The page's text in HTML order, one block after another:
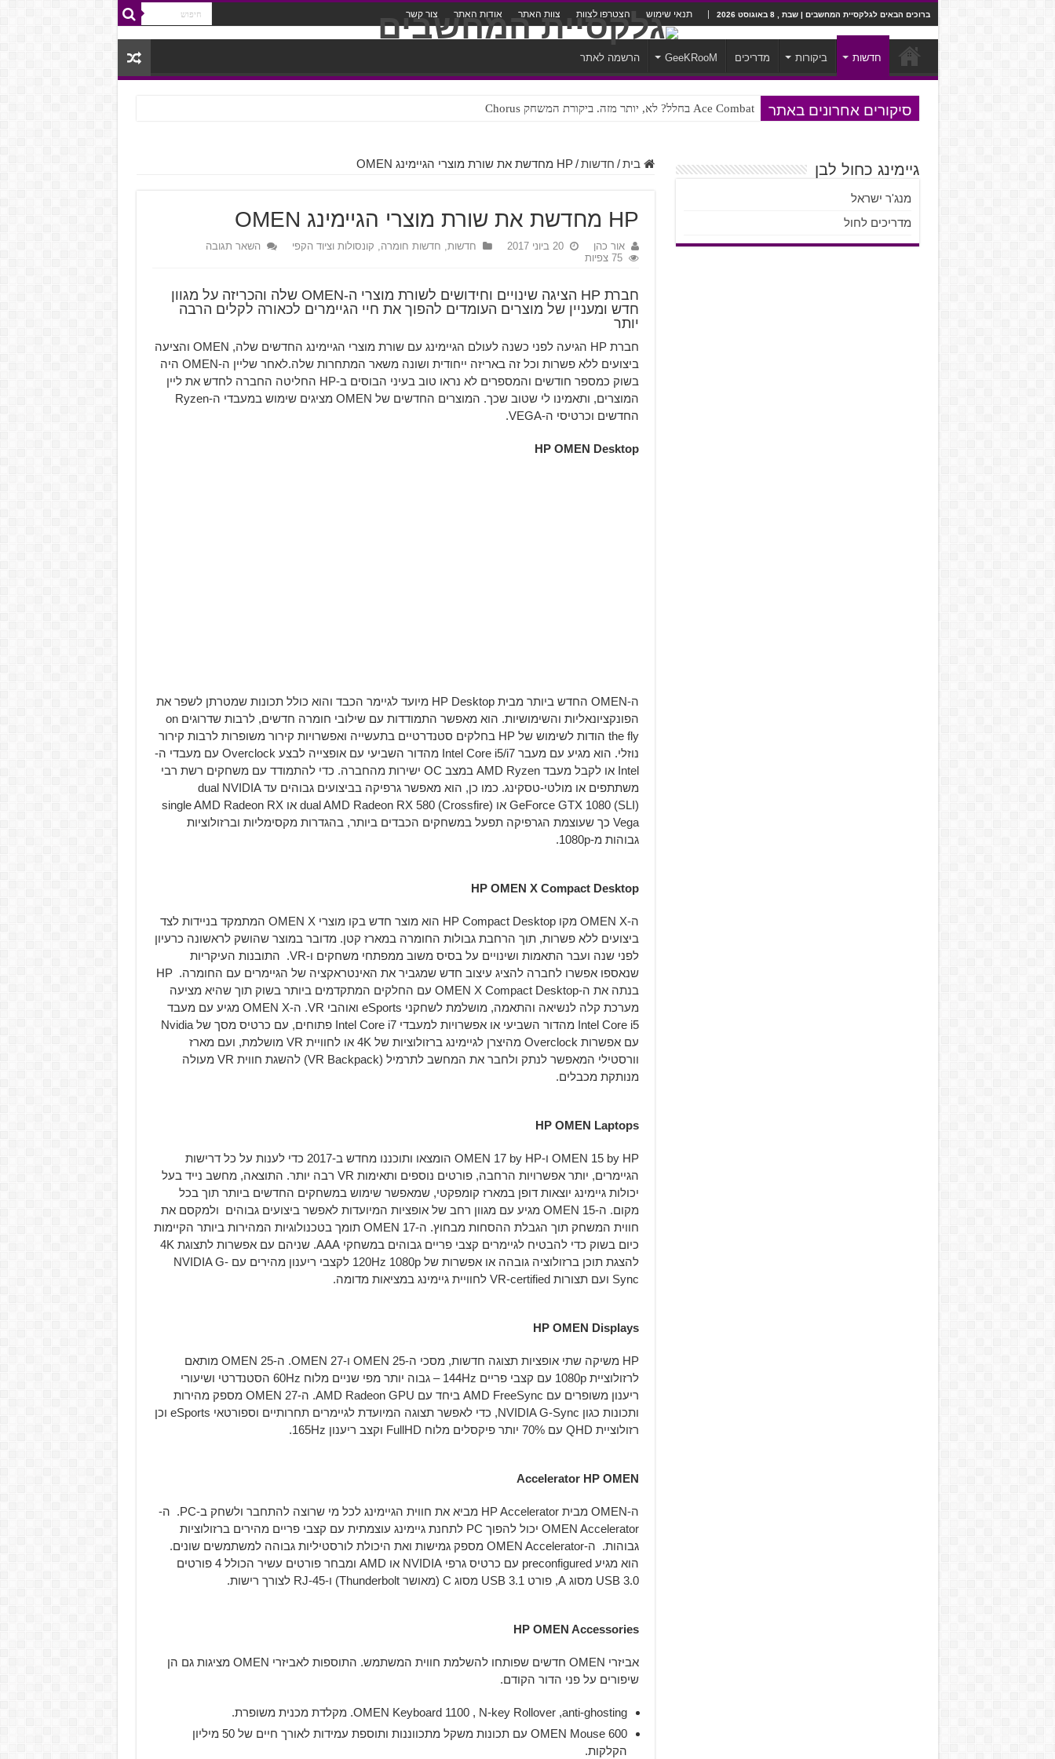
ברוכים הבאים לגלקסיית המחשבים | שבת , 8 באוגוסט 2026 תנאי שימוש הצטרפו לצוות צוות האתר אודות האתר צור קשר
חדשות ביקורות מדריכים GeeKRooM הרשמה לאתר
סיקורים אחרונים באתר Ace Combat בחלל? לא, יותר מזה. ביקורת המשחק Chorus
Steven Universe והשירים שתורגמו בצורה נוראית לעברית
בית / חדשות / HP מחדשת את שורת מוצרי הגיימינג OMEN
HP מחדשת את שורת מוצרי הגיימינג OMEN
אור כהן 20 ביוני 2017 חדשות, חדשות חומרה, קונסולות וציוד הקפי
השאר תגובה
75 צפיות
חברת HP הציגה שינויים וחידושים לשורת מוצרי ה-OMEN שלה והכריזה על מגוון
חדש ומעניין של מוצרים העומדים להפוך את חיי הגיימרים לכאורה לקלים הרבה
יותר
חברת HP הגיעה לפני כשנה לעולם הגיימינג עם שורת מוצרי הגיימינג החדשים שלה, OMEN והציעה
ביצועים ללא פשרות וכל זה באריזה ייחודית ושונה משאר המתחרות שלה.לאחר שליין ה-OMEN היה
בשוק כמספר חודשים והמספרים לא נראו טוב בעיני הבוסים ב-HP החליטה החברה לחדש את ליין
המוצרים, ותאמינו לי שטוב שכך. המוצרים החדשים של OMEN מציגים שימוש במעבדי ה-Ryzen
החדשים וכרטיסי ה-VEGA.
HP OMEN Desktop
ה-OMEN החדש ביותר מבית HP Desktop מיועד לגיימר הכבד והוא כולל תכונות שמטרתן לשפר את
הפונקציונאליות והשימושיות. הוא מאפשר התמודדות עם שילובי חומרה חדשים, לרבות שדרוגים on
the fly הודות לשימוש של HP בחלקים סטנדרטיים בתעשייה ואפשרויות קירור משופרות לרבות קירור
נוזלי. הוא מגיע עם מעבר Intel Core i5/i7 מהדור השביעי עם אופצייה לבצע Overclock עם מעבדי ה-
Intel או לקבל מעבד AMD Ryzen במצב OC ישירות מהחברה. כדי להתמודד עם משחקים רשת רבי
משתתפים או מולטי-טסקינג. כמו כן, הוא מאפשר גרפיקה בביצועים גבוהים עד dual NVIDIA
GeForce GTX 1080 (SLI) או dual AMD Radeon RX 580 (Crossfire) או single AMD Radeon RX
Vega כך שעוצמת הגרפיקה תפעל במשחקים הכבדים ביותר, בהגדרות מקסימליות וברזולוציות
גבוהות מ-1080p.
HP OMEN X Compact Desktop
ה-OMEN X מקו HP Compact Desktop הוא מוצר חדש בקו מוצרי OMEN X המתמקד בניידות לצד
ביצועים ללא פשרות, תוך הרחבת גבולות החומרה במארז קטן. מדובר במוצר שהושק לראשונה כרעיון
לפני שנה ועבר התאמות ושינויים על בסיס משוב ממפתחי משחקים ו-VR. התובנות העיקריות
שנאספו אפשרו לחברה להציג עיצוב חדש שמגביר את האינטראקציה של הגיימרים עם החומרה. HP
בנתה את ה-OMEN X Compact Desktop עם החלקים המתקדמים ביותר בשוק תוך שהיא מציעה
מערכת קלה לנשיאה והתאמה, מושלמת לשחקני eSports ואוהבי VR. ה-OMEN X מגיע עם מעבד
Intel Core i5 מהדור השביעי או אפשרויות למעבדי Intel Core i7 פתוחים, עם כרטיס מסך של Nvidia
עם אפשרות Overclock מהיצרן לגיימינג ברזולוציות של 4K או לחוויית VR מושלמת, ועם מארז
וורסטילי המאפשר לנתק ולחבר את המחשב לתרמיל (VR Backpack) להשגת חווית VR מעולה
מנותקת מכבלים.
HP OMEN Laptops
OMEN 15 by HP ו-OMEN 17 by HP הומצאו ותוכננו מחדש ב-2017 כדי לענות על כל דרישות
הגיימרים, יותר אפשרויות הרחבה, פורטים נוספים ותאימות VR רבה יותר. התוצאה, מחשב נייד בעל
יכולות גיימינג יוצאות דופן במארז קומפקטי, שמאפשר שימוש במשחקים החדשים ביותר תוך בכל
מקום. ה-OMEN 15 מגיע עם מגוון רחב של אופציות המיועדות לאפשר ביצועים גבוהים ולמקסם את
חווית המשחק תוך הגבלת ההסחות מבחוץ. ה-OMEN 17 תומך בטכנולוגיות המהירות ביותר הקיימות
כיום בשוק כדי להבטיח לגיימרים קצבי פריים גבוהים במשחקי AAA. שניהם עם אפשרות לתצוגת 4K
להצגת תוכן ברזולוציה גובהה או אפשרות של 120Hz 1080p לקצבי ריענון מהירים עם NVIDIA G-
Sync ועם תצורות VR-certified לחוויית גיימינג במציאות מדומה.
HP OMEN Displays
HP משיקה שתי אופציות תצוגה חדשות, מסכי ה-OMEN 25 ו-OMEN 27. ה-OMEN 25 מותאם
לרזולוציית 1080p עם קצבי פריים 144Hz – גבוה יותר מפי שניים מלוח 60Hz הסטנדרטי ושיעורי
ריענון משופרים עם AMD FreeSync ביחד עם AMD Radeon GPU. ה-OMEN 27 מספק מהירות
ותכונות כגון NVIDIA G-Sync, כדי לאפשר תצוגה המיועדת לגיימרים תחרותיים וספורטאי eSports וכן
רזולוציית QHD עם 70% יותר פיקסלים מלוח FullHD וקצב ריענון 165Hz.
Accelerator HP OMEN
ה-OMEN מבית HP Accelerator מביא את חווית הגיימינג לכל מי שרוצה להתחבר ולשחק ב-PC. ה-
OMEN Accelerator יכול להפוך PC לתחנת גיימינג עוצמתית עם קצבי פריים מהירים ברזולוציות
גבוהות. ה-OMEN Accelerator מספק גמישות ואת היכולת לורסטיליות גבוהה למשתמשים שונים.
הוא מגיע preconfigured עם כרטיס גרפי NVIDIA או AMD ומבחר פורטים עשיר הכולל 4 פורטים
USB 3.0 מסוג A, פורט USB 3.1 מסוג C (מאושר Thunderbolt) ו-RJ-45 לצורך רישות.
HP OMEN Accessories
אביזרי OMEN חדשים שפותחו להשלמת חווית המשתמש. התוספות לאביזרי OMEN מציגות גם הן
שיפורים על פני הדור הקודם.
OMEN Keyboard 1100 , N-key Rollover ,anti-ghosting. מקלדת מכנית משופרת.
OMEN Mouse 600 עם תכונות משקל מתכווננות ותוספת עמידות לאורך חיים של 50 מיליון
הקלקות.
גיימינג כחול לבן
מנג'ר ישראל
מדריכים לחול